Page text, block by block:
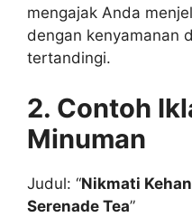
mengajak Anda
dengan kenyamanan
tertandingi.
2. Contoh
Minuman
Judul: “Nikmati
Serenade Tea”